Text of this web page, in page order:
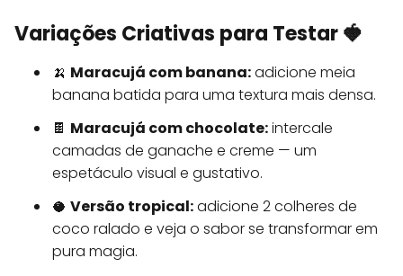
Variações Criativas para Testar 🍓
🍌 Maracujá com banana:adicione meia
banana batida para uma textura mais densa.
🍫 Maracujá com chocolate:intercale
camadas de ganache e creme — um
espetáculo visual e gustativo.
🥥 Versão tropical:adicione 2 colheres de
coco ralado e veja o sabor se transformar em
pura magia.